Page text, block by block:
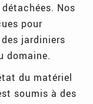
Nos
pour
jardiniers
domaine.
du matériel
soumis à des